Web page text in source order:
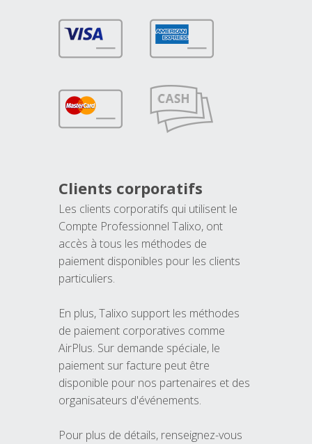
Clients corporatifs
Les clients corporatifs qui utilisent le
Compte Professionnel Talixo, ont
accès à tous les méthodes de
paiement disponibles pour les clients
particuliers.
En plus, Talixo support les méthodes
de paiement corporatives comme
AirPlus. Sur demande spéciale, le
paiement sur facture peut être
disponible pour nos partenaires et des
organisateurs d'événements.
Pour plus de détails, renseignez-vous